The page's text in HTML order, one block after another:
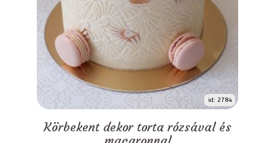
id: 2784
Körbekent dekor torta rózsával és